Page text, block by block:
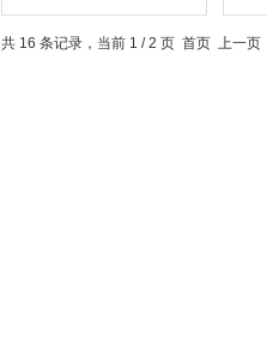
共 16 条记录，当前 1 / 2 页 首页 上一页